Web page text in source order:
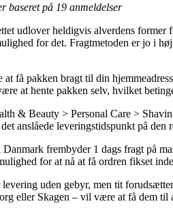
baseret på 19 anmeldelser
udlover heldigvis alverdens former
for det. Fragtmetoden er jo i
få pakken bragt til din
at hente pakken selv, hvilket
& Beauty > Personal Care >
anslåede leveringstidspunkt på den
frembyder 1 dags fragt på
for at nå at få ordren fikset
uden gebyr, men tit
eller Skagen – vil være at få dem til